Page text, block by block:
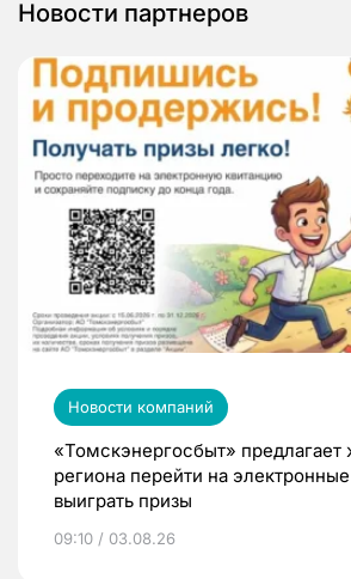
Новости партнеров
Новости компаний
«Томскэнергосбыт» предлагает
региона перейти на
выиграть призы
09:10 / 03.08.26